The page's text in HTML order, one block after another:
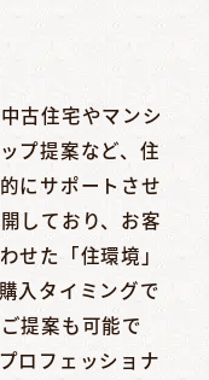
古住宅やマンシ
プ提案など、住
にサポートさせ
しており、お客
せた「住環境」
入タイミングで
提案も可能で
ロフェッショナ